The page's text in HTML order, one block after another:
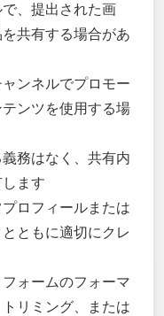
、提出された画
共有する場合があ
ンネルでプロモー
ンツを使用する場
務はなく、共有内
ます
ロフィールまたは
ともに適切にクレ
ォームのフォーマ
リミング、または